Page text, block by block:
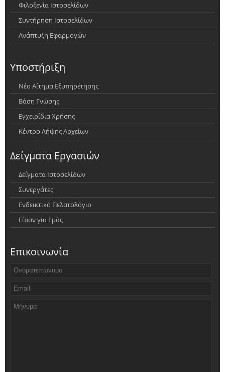
Φιλοξενία Ιστοσελίδων
Συντήρηση Ιστοσελίδων
Ανάπτυξη Εφαρμογών
Υποστήριξη
Νέο Αίτημα Εξυπηρέτησης
Βάση Γνώσης
Εγχειρίδια Χρήσης
Κέντρο Λήψης Αρχείων
Δείγματα Εργασιών
Δείγματα Ιστοσελίδων
Συνεργάτες
Ενδεικτικό Πελατολόγιο
Είπαν για Εμάς
Επικοινωνία